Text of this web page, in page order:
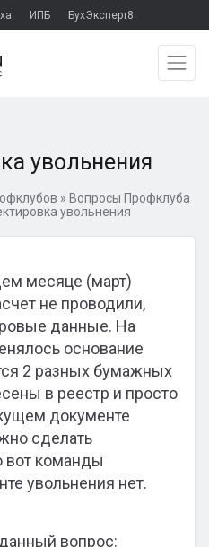
ИПБ БухЭксперт8
увольнения
» Вопросы Профклуба
увольнения
месяце (март)
не проводили,
данные. На
основание
2 разных бумажных
в реестр и просто
документе
сделать
вот команды
увольнения нет.
вопрос: